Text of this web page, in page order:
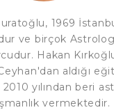
1969
ve birçok
Hakan
aldığı
2010 yılından beri
vermektedir.